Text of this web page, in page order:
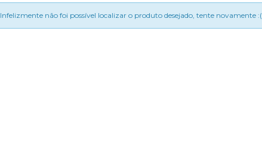
Infelizmente não foi possível localizar o produto desejado, tente novamente :(